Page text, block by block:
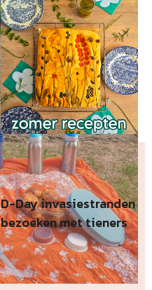
D-Day invasiestranden
bezoeken met tieners